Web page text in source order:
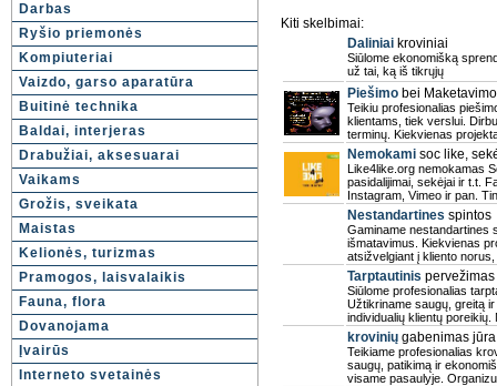
Darbas
Ryšio priemonės
Kompiuteriai
Vaizdo, garso aparatūra
Buitinė technika
Baldai, interjeras
Drabužiai, aksesuarai
Vaikams
Grožis, sveikata
Maistas
Kelionės, turizmas
Pramogos, laisvalaikis
Fauna, flora
Dovanojama
Įvairūs
Interneto svetainės
Kiti skelbimai:
Daliniai kroviniai
Siūlome ekonomišką
už tai, ką iš tikrųjų
Piešimo bei
Teikiu profesionalias
klientams, tiek verslui.
terminų. Kiekvienas
Nemokami soc like,
Like4like.org nemokamas
pasidalijimai, sekėjai ir t.t.
Instagram, Vimeo ir pan.
Nestandartines spintos
Gaminame nestandartines
išmatavimus. Kiekvienas
atsižvelgiant į kliento
Tarptautinis pervežimas
Siūlome profesionalias
Užtikriname saugų, greitą
individualių klientų poreikių.
krovinių gabenimas jūra
Teikiame profesionalias
saugų, patikimą ir
visame pasaulyje.